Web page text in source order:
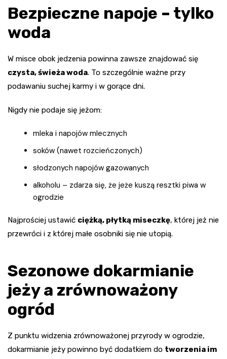
Bezpieczne napoje – tylko
woda
W misce obok jedzenia powinna zawsze znajdować się
czysta, świeża woda. To szczególnie ważne przy
podawaniu suchej karmy i w gorące dni.
Nigdy nie podaje się jeżom:
mleka i napojów mlecznych
soków (nawet rozcieńczonych)
słodzonych napojów gazowanych
alkoholu – zdarza się, że jeże kuszą resztki piwa w
ogrodzie
Najprościej ustawić ciężką, płytką miseczkę, której jeż nie
przewróci i z której małe osobniki się nie utopią.
Sezonowe dokarmianie
jeży a zrównoważony
ogród
Z punktu widzenia zrównoważonej przyrody w ogrodzie,
dokarmianie jeży powinno być dodatkiem do tworzenia im